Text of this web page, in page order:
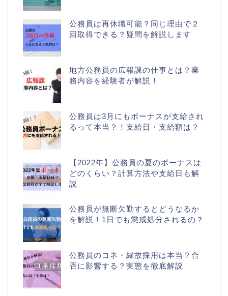
公務員は再休職可能？同じ理由で２
回取得できる？疑問を解説します
地方公務員の広報課の仕事とは？業
務内容を経験者が解説！
公務員は3月にもボーナスが支給され
るって本当？！支給日・支給額は？
【2022年】公務員の夏のボーナスは
どのくらい？計算方法や支給日も解
説
公務員が無断欠勤するとどうなるか
を解説！1日でも懲戒処分されるの？
公務員のコネ・縁故採用は本当？合
否に影響する？実態を徹底解説